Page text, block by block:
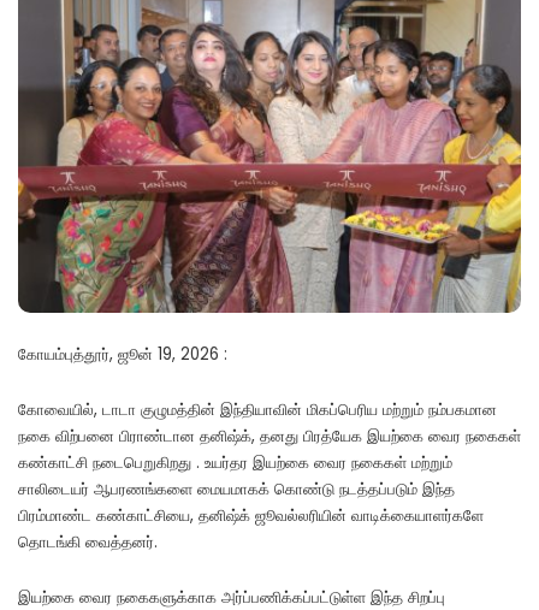
கோயம்புத்தூர், ஜூன் 19, 2026 :
கோவையில், டாடா குழுமத்தின் இந்தியாவின் மிகப்பெரிய மற்றும் நம்பகமான
நகை விற்பனை பிராண்டான தனிஷ்க், தனது பிரத்யேக இயற்கை வைர நகைகள்
கண்காட்சி நடைபெறுகிறது . உயர்தர இயற்கை வைர நகைகள் மற்றும்
சாலிடையர் ஆபரணங்களை மையமாகக் கொண்டு நடத்தப்படும் இந்த
பிரம்மாண்ட கண்காட்சியை, தனிஷ்க் ஜூவல்லரியின் வாடிக்கையாளர்களே
தொடங்கி வைத்தனர்.
இயற்கை வைர நகைகளுக்காக அர்ப்பணிக்கப்பட்டுள்ள இந்த சிறப்பு